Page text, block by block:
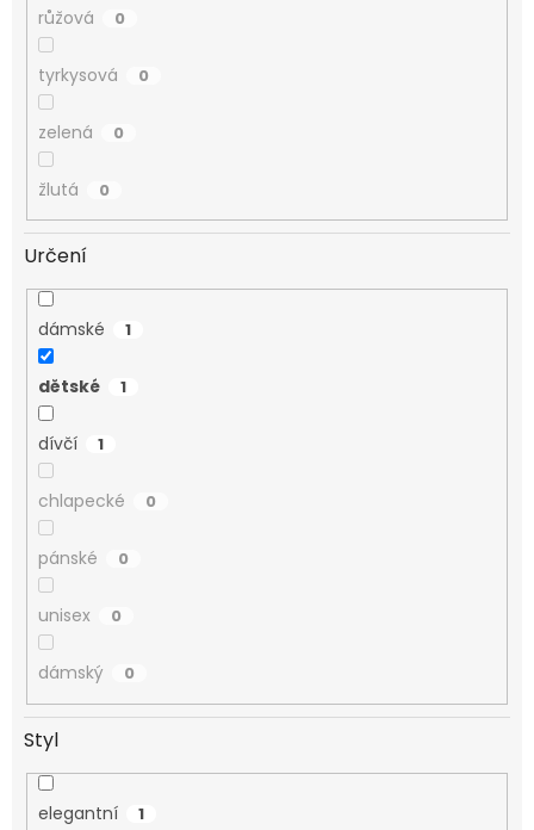
růžová 0
tyrkysová 0
zelená 0
žlutá 0
Určení
dámské 1
dětské 1
dívčí 1
chlapecké 0
pánské 0
unisex 0
dámský 0
Styl
elegantní 1